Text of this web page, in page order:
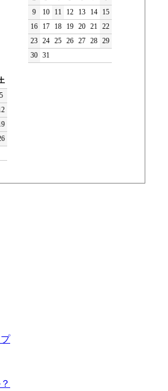
9
10 11 12 13 14
15
16
17 18 19 20 21
22
23 24 25 26 27 28 29
30 31
5